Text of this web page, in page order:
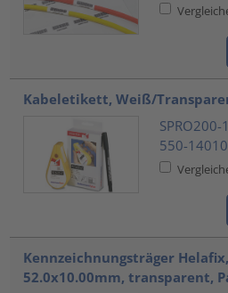
Kabeletikett, Weiß/
550-14010
Kennzeichnungsträger Helafix,
52.0x10.00mm, transparent,